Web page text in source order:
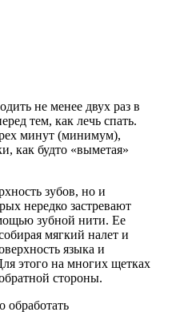
не менее двух раз в
тем, как лечь спать.
минут (минимум),
как будто «выметая»
зубов, но и
нередко застревают
зубной нити. Ее
мягкий налет и
языка и
этого на многих щетках
стороны.
обработать